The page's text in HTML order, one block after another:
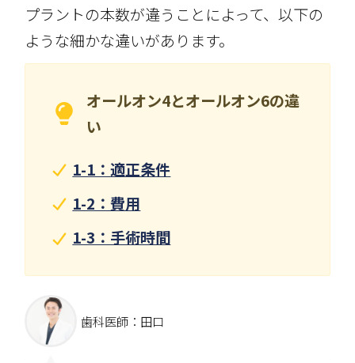
プラントの本数が違うことによって、以下の
ような細かな違いがあります。
オールオン4とオールオン6の違
い
1-1：適正条件
1-2：費用
1-3：手術時間
歯科医師：田口